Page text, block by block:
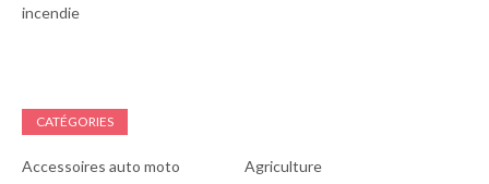
incendie
CATÉGORIES
Accessoires auto moto
Agriculture